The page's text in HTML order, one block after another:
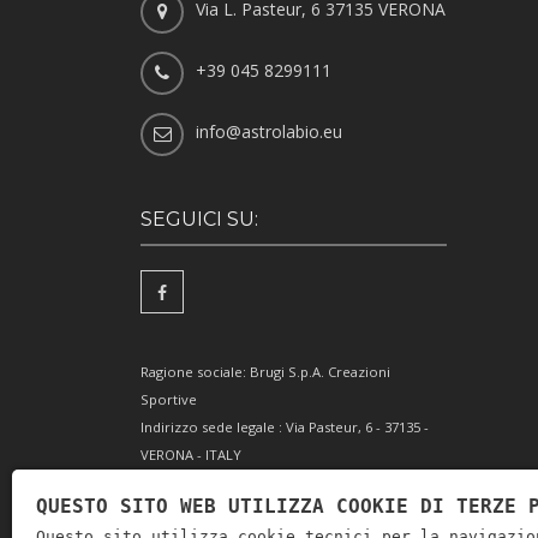
Via L. Pasteur, 6 37135 VERONA
+39 045 8299111
info@astrolabio.eu
SEGUICI SU:
Ragione sociale: Brugi S.p.A. Creazioni
Sportive
Indirizzo sede legale : Via Pasteur, 6 - 37135 -
VERONA - ITALY
Codice Fiscale e Iscrizione Reg. Impr. Verona
QUESTO SITO WEB UTILIZZA COOKIE DI TERZE